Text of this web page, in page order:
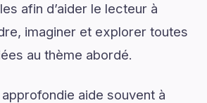
afin d’aider le lecteur à
imaginer et explorer toutes
au thème abordé.
aide souvent à